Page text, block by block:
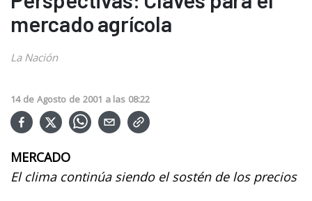
mercado agrícola
La Nación
14 de Agosto de 2001 a las 08:22
MERCADO
El clima continúa siendo el sostén de los precios